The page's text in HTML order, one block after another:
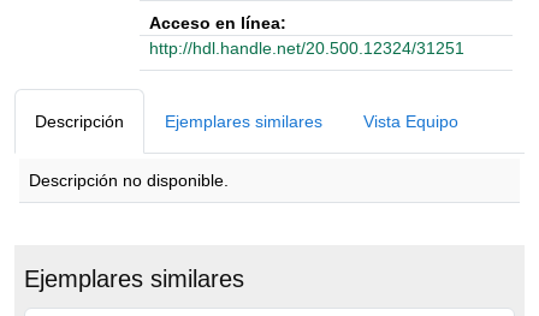
Acceso en línea:
http://hdl.handle.net/20.500.12324/31251
Descripción Ejemplares similares Vista Equipo
Descripción no disponible.
Ejemplares similares